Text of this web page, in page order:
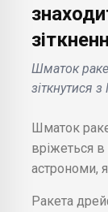
Шматок
зіткнутися
Шматок
вріжеться
астрономи,
Ракета